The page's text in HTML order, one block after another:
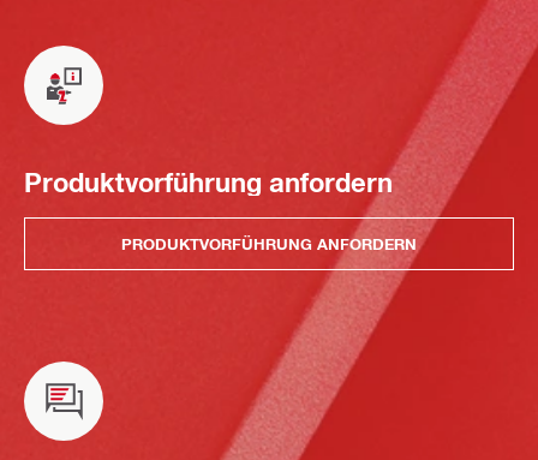
Produktvorführung anfordern
PRODUKTVORFÜHRUNG ANFORDERN